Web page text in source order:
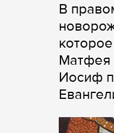
В
Матфея
Иосиф